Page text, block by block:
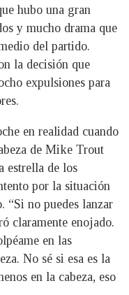
hubo una gran
y mucho drama que
del partido.
la decisión que
expulsiones para
en realidad cuando
de Mike Trout
estrella de los
por la situación
“Si no puedes lanzar
claramente enojado.
en las
No sé si esa es la
en la cabeza, eso